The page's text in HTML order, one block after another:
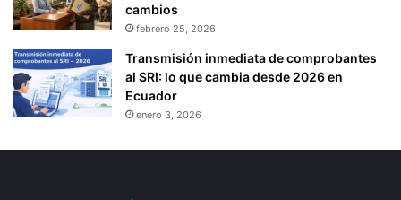
cambios
febrero 25, 2026
Transmisión inmediata de comprobantes
al SRI: lo que cambia desde 2026 en
Ecuador
enero 3, 2026